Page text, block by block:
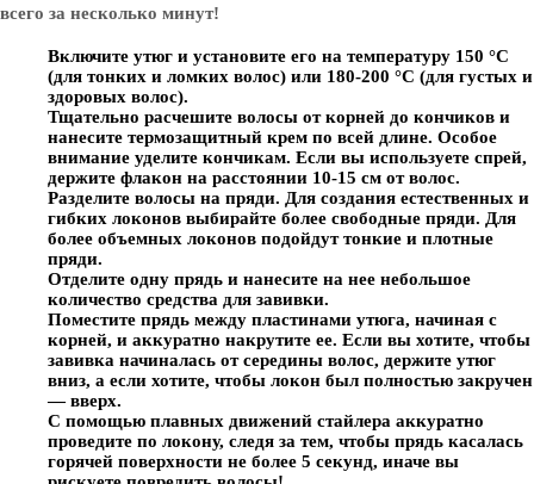
всего за несколько минут!
Включите утюг и установите его на температуру 150 °C
(для тонких и ломких волос) или 180-200 °C (для густых и
здоровых волос).
Тщательно расчешите волосы от корней до кончиков и
нанесите термозащитный крем по всей длине. Особое
внимание уделите кончикам. Если вы используете спрей,
держите флакон на расстоянии 10-15 см от волос.
Разделите волосы на пряди. Для создания естественных и
гибких локонов выбирайте более свободные пряди. Для
более объемных локонов подойдут тонкие и плотные
пряди.
Отделите одну прядь и нанесите на нее небольшое
количество средства для завивки.
Поместите прядь между пластинами утюга, начиная с
корней, и аккуратно накрутите ее. Если вы хотите, чтобы
завивка начиналась от середины волос, держите утюг
вниз, а если хотите, чтобы локон был полностью закручен
— вверх.
С помощью плавных движений стайлера аккуратно
проведите по локону, следя за тем, чтобы прядь касалась
горячей поверхности не более 5 секунд, иначе вы